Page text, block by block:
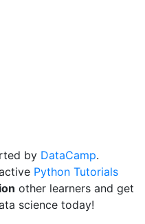
by DataCamp.
Python Tutorials
other learners and get
science today!